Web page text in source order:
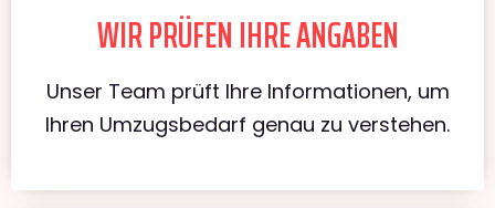
WIR PRÜFEN IHRE ANGABEN
Unser Team prüft Ihre Informationen, um
Ihren Umzugsbedarf genau zu verstehen.